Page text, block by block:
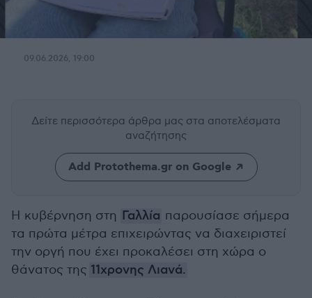
09.06.2026, 19:00
Δείτε περισσότερα άρθρα μας στα αποτελέσματα
αναζήτησης
Add Protothema.gr on Google
Η κυβέρνηση στη Γαλλία παρουσίασε σήμερα
τα πρώτα μέτρα επιχειρώντας να διαχειριστεί
την οργή που έχει προκαλέσει στη χώρα ο
θάνατος της 11χρονης Λιανά.